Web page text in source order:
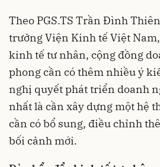
Theo PGS.TS Trần Đình
trưởng Viện Kinh tế Việt
kinh tế tư nhân, cộng đồng
phong cần có thêm nhiều ý
nghị quyết phát triển doanh
nhất là cần xây dựng một hệ
cần có bổ sung, điều chỉnh
bối cảnh mới.